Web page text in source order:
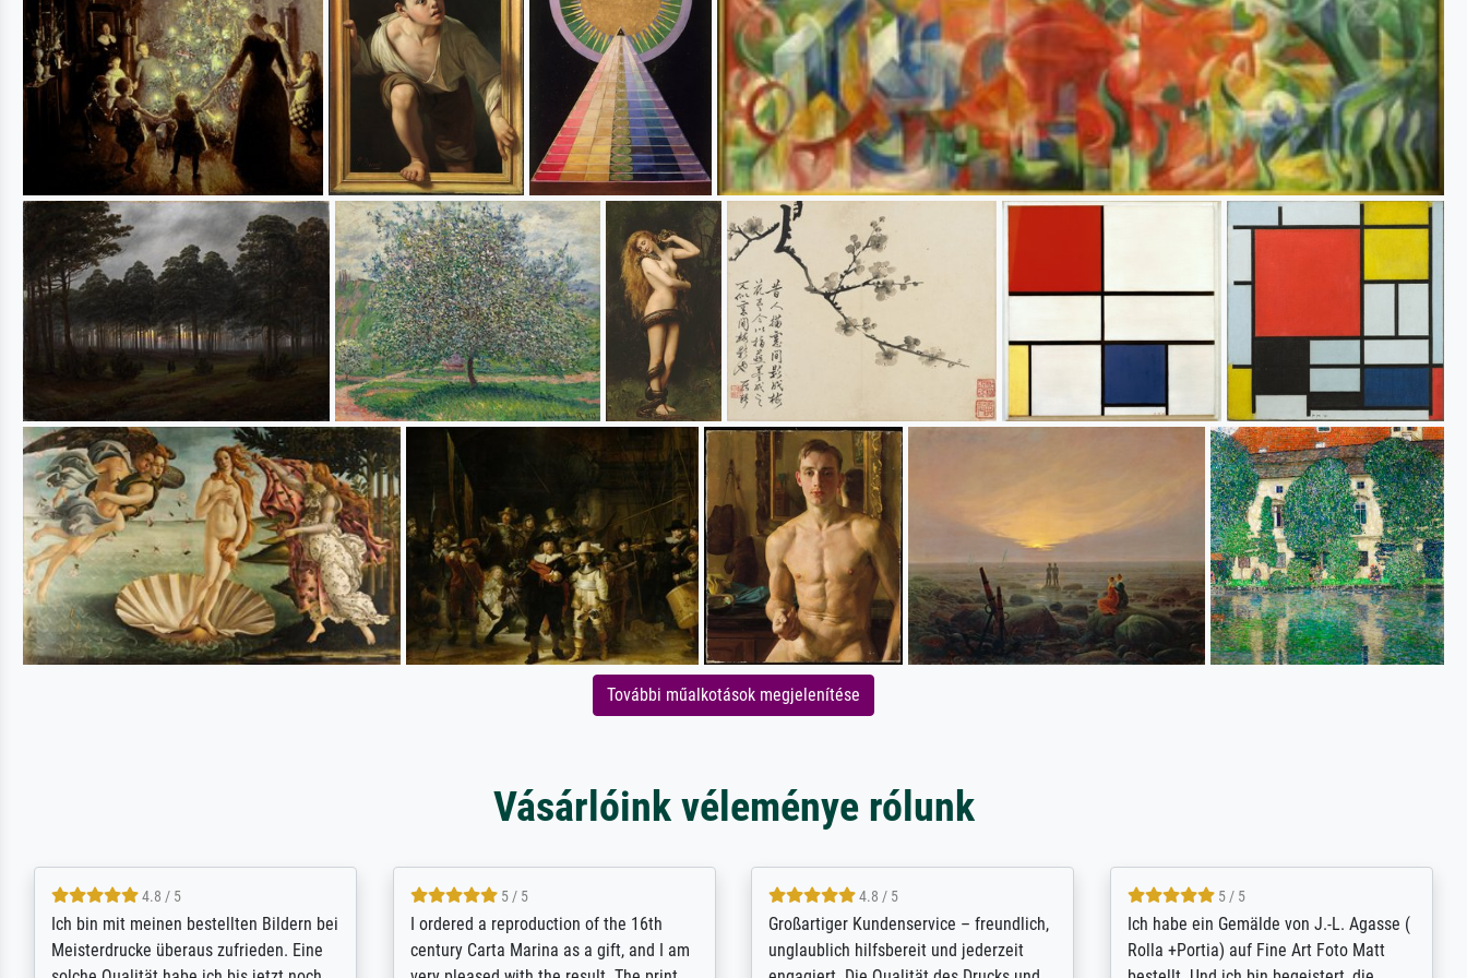
További műalkotások megjelenítése
Vásárlóink véleménye rólunk
5 / 5
Rundum positive Erfahrung. Die
Ausführung des Auftrags hat eine Weile
5 / 5
The team at Meisterdrucke strives to
meet its clients demands, and provides
5 / 5
Outstanding quality and customer
support. - the quality of the printing is
4.8 / 5
Qualité absolument irréprochable.
Extraordinaire diversité des thèmes